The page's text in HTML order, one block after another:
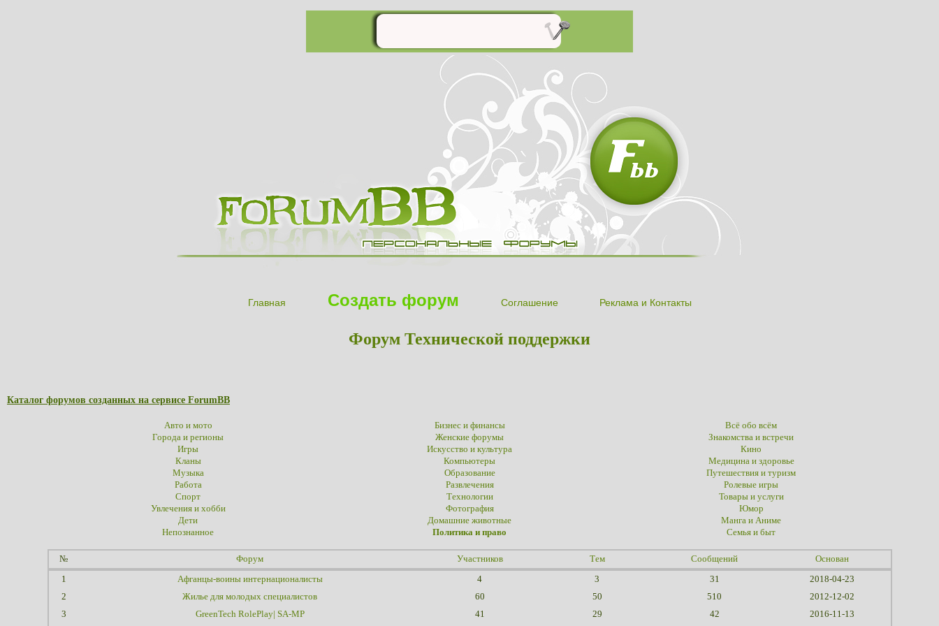
Главная Создать форум Соглашение Реклама и Контакты
Форум Технической поддержки
Каталог форумов созданных на сервисе ForumBB
Авто и мото Бизнес и финансы
Всё обо всём
Города и регионы
Женские форумы
Знакомства и встречи
Игры
Искусство и культура
Кино
Кланы
Компьютеры
Медицина и здоровье
Музыка
Образование
Путешествия и туризм
Работа
Развлечения
Ролевые игры
Спорт
Технологии
Товары и услуги
Увлечения и хобби
Фотография
Юмор
Дети
Домашние животные
Манга и Аниме
Непознанное
Политика и право Семья и быт
№ Форум Участников Тем Сообщений Основан
1 Афганцы-воины интернационалисты 4 3 31
2018-04-23
2
Жилье для молодых специалистов 60 50 510
2012-12-02
3
GreenTech RolePlay| SA-MP 41 29 42 2016-11-13